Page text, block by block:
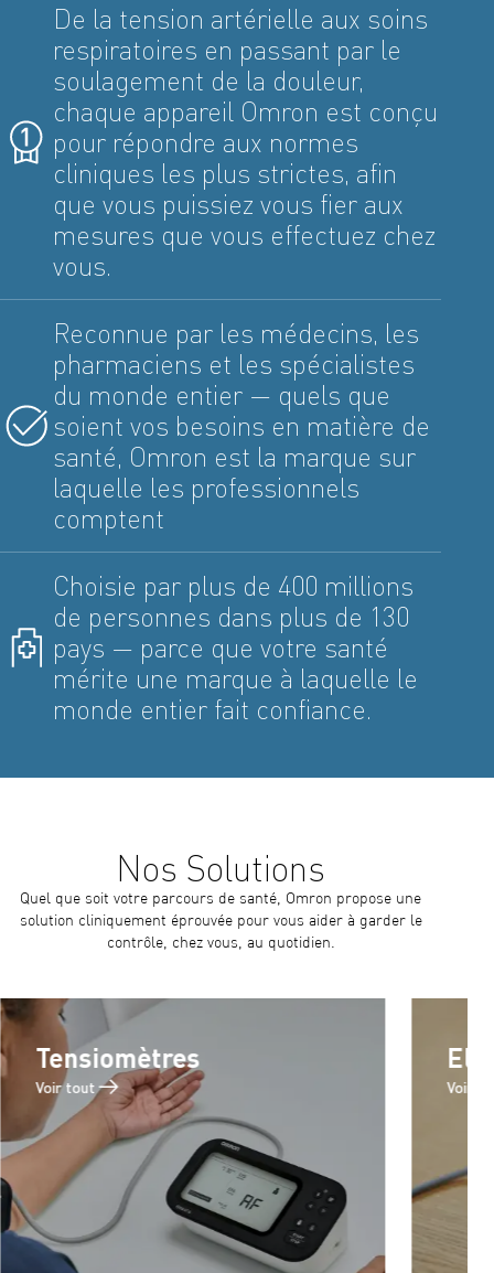
De la tension artérielle aux soins
respiratoires en passant par le
soulagement de la douleur,
chaque appareil Omron est conçu
pour répondre aux normes
cliniques les plus strictes, afin
que vous puissiez vous fier aux
mesures que vous effectuez chez
vous.
Reconnue par les médecins, les
pharmaciens et les spécialistes
du monde entier — quels que
soient vos besoins en matière de
santé, Omron est la marque sur
laquelle les professionnels
comptent
Choisie par plus de 400 millions
de personnes dans plus de 130
pays — parce que votre santé
mérite une marque à laquelle le
monde entier fait confiance.
Nos Solutions
Quel que soit votre parcours de santé, Omron propose une
solution cliniquement éprouvée pour vous aider à garder le
contrôle, chez vous, au quotidien.
Tensiomètres
Voir tout Voir